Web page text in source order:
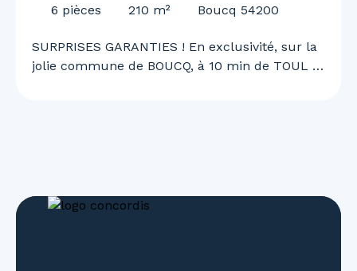
6 pièces 210 m² Boucq 54200
SURPRISES GARANTIES ! En exclusivité, sur la
jolie commune de BOUCQ, à 10 min de TOUL et
belle entrée avec son SAS de 18 m² - Un grand